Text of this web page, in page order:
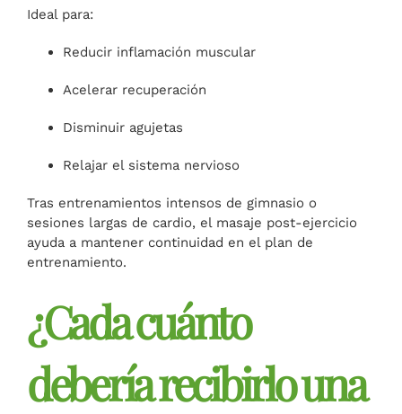
Ideal para:
Reducir inflamación muscular
Acelerar recuperación
Disminuir agujetas
Relajar el sistema nervioso
Tras entrenamientos intensos de gimnasio o
sesiones largas de cardio, el masaje post-ejercicio
ayuda a mantener continuidad en el plan de
entrenamiento.
¿Cada cuánto
debería recibirlo una